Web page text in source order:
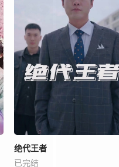
绝代王者
已完结